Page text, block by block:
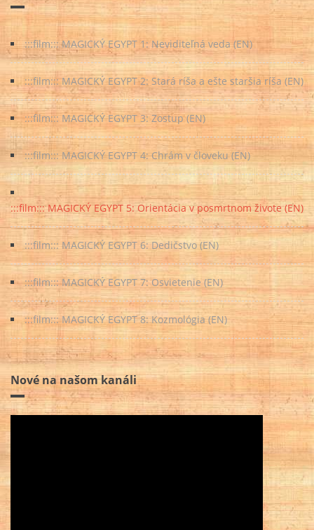
:::film::: MAGICKÝ EGYPT 1: Neviditeľná veda (EN)
:::film::: MAGICKÝ EGYPT 2: Stará ríša a ešte staršia ríša (EN)
:::film::: MAGICKÝ EGYPT 3: Zostup (EN)
:::film::: MAGICKÝ EGYPT 4: Chrám v človeku (EN)
:::film::: MAGICKÝ EGYPT 5: Orientácia v posmrtnom živote (EN)
:::film::: MAGICKÝ EGYPT 6: Dedičstvo (EN)
:::film::: MAGICKÝ EGYPT 7: Osvietenie (EN)
:::film::: MAGICKÝ EGYPT 8: Kozmológia (EN)
Nové na našom kanáli